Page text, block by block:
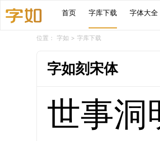
首页 字库下载 字体大全
位置： 字如 > 字库下载
字如刻宋体
世事洞